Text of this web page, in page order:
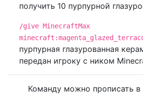
получить 10 пурпурной
/give MinecraftMax
пурпурная глазурованная
передан игроку с ником
Команду можно прописать